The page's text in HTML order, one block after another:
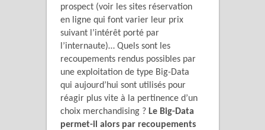
prospect (voir les sites réservation
en ligne qui font varier leur prix
suivant l’intérêt porté par
l’internaute)… Quels sont les
recoupements rendus possibles par
une exploitation de type Big-Data
qui aujourd’hui sont utilisés pour
réagir plus vite à la pertinence d’un
choix merchandising ? Le Big-Data
permet-il alors par recoupements